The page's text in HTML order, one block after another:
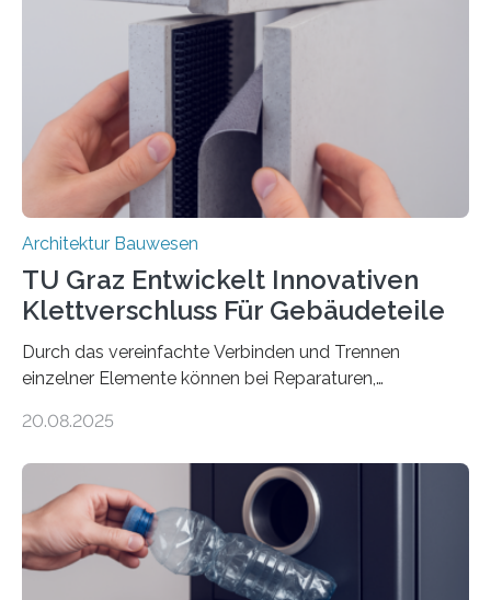
Textilbeton ist ein moderner Verbundwerkstoff, der aus
einer feinkörnigen Betonmatrix und einer textilen
Bewehrung besteht – meist aus Carbon-, Glas- oder
Basaltfasern. Anders als herkömmlicher Stahlbeton, bei
dem Stahlstäbe zur…
Architektur Bauwesen
TU Graz Entwickelt Innovativen
Klettverschluss Für Gebäudeteile
Durch das vereinfachte Verbinden und Trennen
einzelner Elemente können bei Reparaturen,
Material und Bauschutt eingespart werden. Ein
Projekt ReCon gemeinsam mit Unternehmenspartnern
ein Klett-Verbindungssystem für Gebäude entwickelt:
Damit lassen sich unterschiedliche Gebäudeteile
resilient verbinden und bei Bedarf einfach voneinander
trennen. Der Fokus lag auf der Verbindung von
20.08.2025